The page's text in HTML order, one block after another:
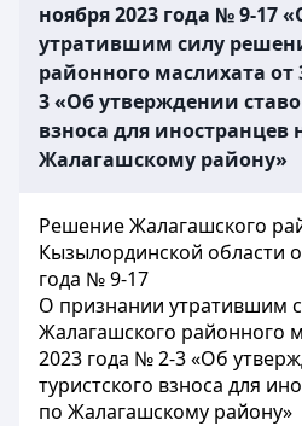
ноября 2023 года № 9-17
утратившим силу
районного маслихата от
3 «Об утверждении
взноса для иностранцев
Жалагашскому району»
Решение Жалагашского
Кызылординской области
года № 9-17
О признании утратившим
Жалагашского районного
2023 года № 2-3 «Об
туристского взноса для
по Жалагашскому району»